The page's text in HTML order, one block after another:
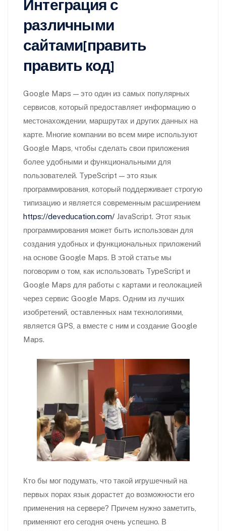
Интеграция с
различными
сайтами[править
править код]
Google Maps — это один из самых популярных
сервисов, который предоставляет информацию о
местонахождении, маршрутах и других данных на
карте. Многие компании во всем мире используют
Google Maps, чтобы сделать свои приложения
более удобными и функциональными для
пользователей. TypeScript — это язык
программирования, который поддерживает строгую
типизацию и является современным расширением
https://deveducation.com/ JavaScript. Этот язык
программирования может быть использован для
создания удобных и функциональных приложений
на основе Google Maps. В этой статье мы
поговорим о том, как использовать TypeScript и
Google Maps для работы с картами и геолокацией
через сервис Google Maps. Одним из лучших
изобретений, оставленных нам технологиями,
является GPS, а вместе с ним и создание Google
Maps.
Кто бы мог подумать, что такой игрушечный на
первых порах язык дорастет до возможности его
применения на сервере? Причем нужно заметить,
применяют его сегодня очень успешно. В